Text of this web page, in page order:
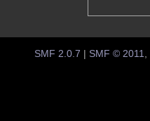
SMF 2.0.7 SMF © 2011